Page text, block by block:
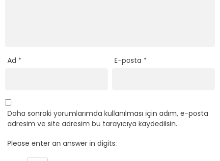
Ad * E-posta *
Daha sonraki yorumlarımda kullanılması için adım, e-posta
adresim ve site adresim bu tarayıcıya kaydedilsin.
Please enter an answer in digits: